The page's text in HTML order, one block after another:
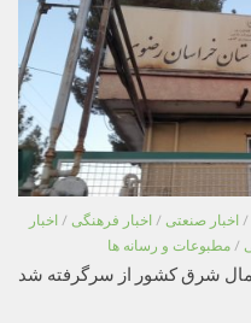
/ اخبار صنعتی / اخبار فرهنگی / اخبار
/ مطبوعات و رسانه ها
شمال شرق کشور از سرگرفته شد